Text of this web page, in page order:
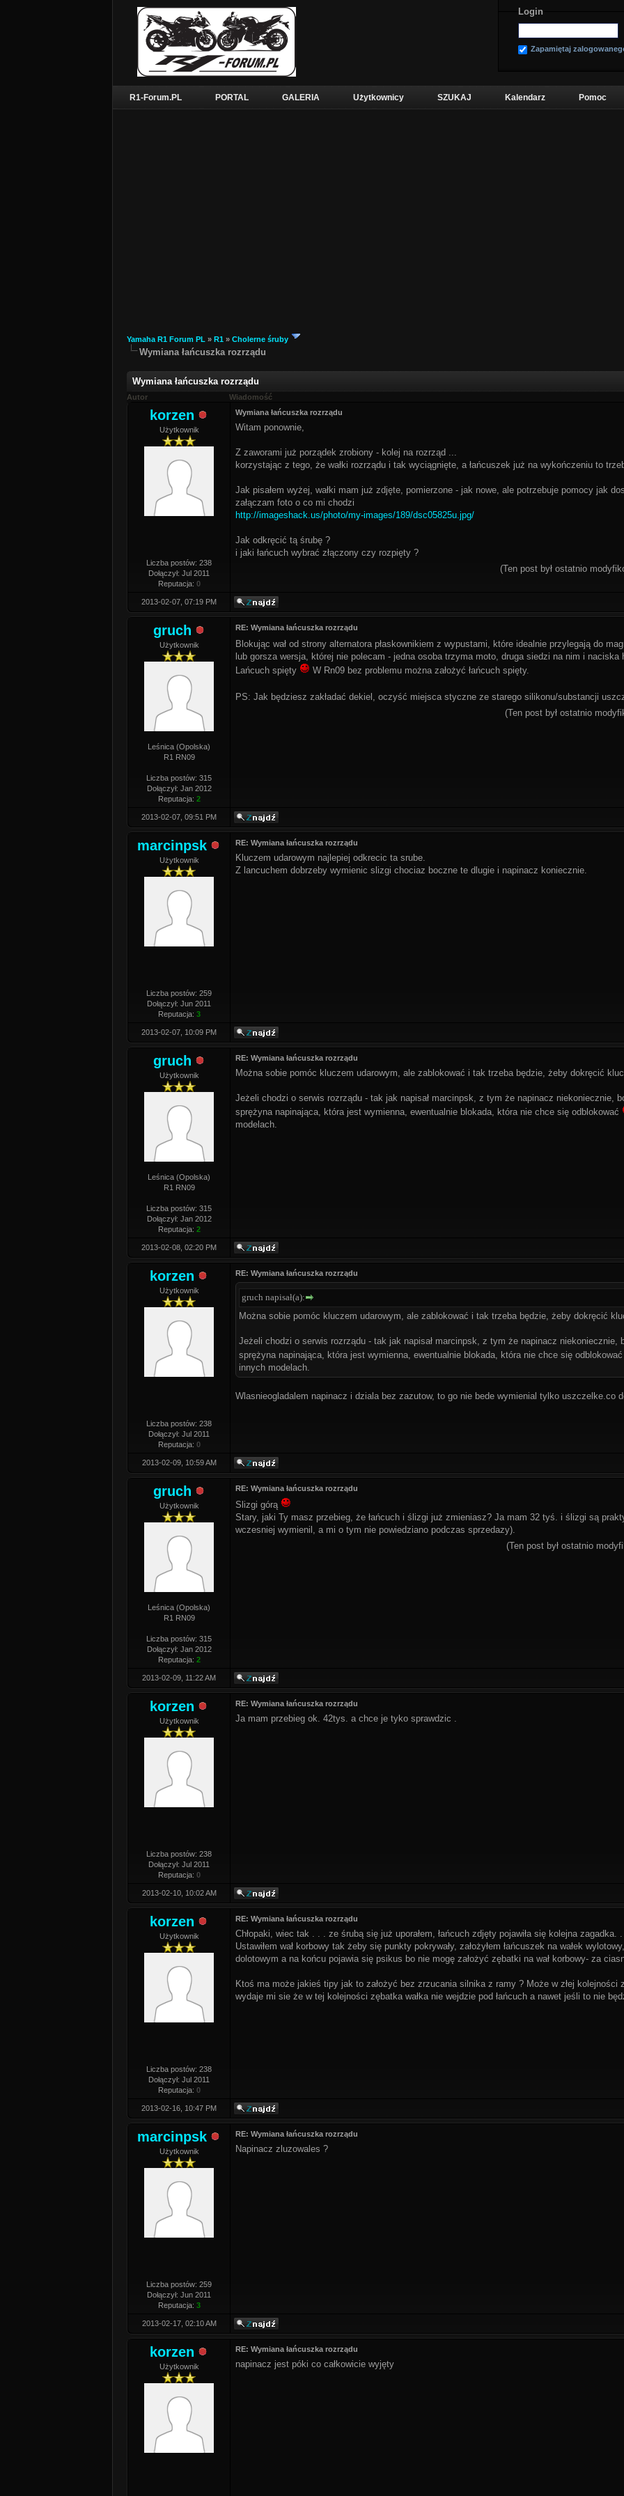
Login
Zapamiętaj
R1-Forum.PL PORTAL GALERIA Użytkownicy SZUKAJ Kalendarz Pomoc
Yamaha R1 Forum PL » R1 » Cholerne śruby
Wymiana łańcuszka rozrządu
Wymiana łańcuszka rozrządu
Autor Wiadomość
korzen
Użytkownik
Liczba postów: 238
Dołączył: Jul 2011
Reputacja: 0
Wymiana łańcuszka rozrządu
Witam ponownie,
Z zaworami już porządek zrobiony - kolej na rozrząd ...
korzystając z tego, że wałki rozrządu i tak wyciągnięte, a łańcuszek już na wykończeniu to
Jak pisałem wyżej, wałki mam już zdjęte, pomierzone - jak nowe, ale potrzebuje pomocy jak
załączam foto o co mi chodzi
http://imageshack.us/photo/my-images/189/dsc05825u.jpg/
Jak odkręcić tą śrubę ?
i jaki łańcuch wybrać złączony czy rozpięty ?
(Ten post był ostatnio
2013-02-07, 07:19 PM
gruch
Użytkownik
Leśnica (Opolska)
R1 RN09
Liczba postów: 315
Dołączył: Jan 2012
Reputacja: 2
RE: Wymiana łańcuszka rozrządu
Blokując wał od strony alternatora płaskownikiem z wypustami, które idealnie przylegają do
lub gorsza wersja, której nie polecam - jedna osoba trzyma moto, druga siedzi na nim i naciska
Lańcuch spięty
W Rn09 bez problemu można założyć łańcuch spięty.
PS: Jak będziesz zakładać dekiel, oczyść miejsca styczne ze starego silikonu/substancji
(Ten post był ostatnio
2013-02-07, 09:51 PM
marcinpsk
Użytkownik
Liczba postów: 259
Dołączył: Jun 2011
Reputacja: 3
RE: Wymiana łańcuszka rozrządu
Kluczem udarowym najlepiej odkrecic ta srube.
Z lancuchem dobrzeby wymienic slizgi chociaz boczne te dlugie i napinacz koniecznie.
2013-02-07, 10:09 PM
gruch
Użytkownik
Leśnica (Opolska)
R1 RN09
Liczba postów: 315
Dołączył: Jan 2012
Reputacja: 2
RE: Wymiana łańcuszka rozrządu
Można sobie pomóc kluczem udarowym, ale zablokować i tak trzeba będzie, żeby dokręcić
Jeżeli chodzi o serwis rozrządu - tak jak napisał marcinpsk, z tym że napinacz niekoniecznie,
sprężyna napinająca, która jest wymienna, ewentualnie blokada, która nie chce się odblokować
modelach.
2013-02-08, 02:20 PM
korzen
Użytkownik
Liczba postów: 238
Dołączył: Jul 2011
Reputacja: 0
RE: Wymiana łańcuszka rozrządu
gruch napisał(a):
Można sobie pomóc kluczem udarowym, ale zablokować i tak trzeba będzie, żeby dokręcić
Jeżeli chodzi o serwis rozrządu - tak jak napisał marcinpsk, z tym że napinacz
sprężyna napinająca, która jest wymienna, ewentualnie blokada, która nie chce się
innych modelach.
Wlasnieogladalem napinacz i dziala bez zazutow, to go nie bede wymienial tylko uszczelke.co
2013-02-09, 10:59 AM
gruch
Użytkownik
Leśnica (Opolska)
R1 RN09
Liczba postów: 315
Dołączył: Jan 2012
Reputacja: 2
RE: Wymiana łańcuszka rozrządu
Slizgi górą
Stary, jaki Ty masz przebieg, że łańcuch i ślizgi już zmieniasz? Ja mam 32 tyś. i ślizgi są
wczesniej wymienil, a mi o tym nie powiedziano podczas sprzedazy).
(Ten post był ostatnio
2013-02-09, 11:22 AM
korzen
Użytkownik
Liczba postów: 238
Dołączył: Jul 2011
Reputacja: 0
RE: Wymiana łańcuszka rozrządu
Ja mam przebieg ok. 42tys. a chce je tyko sprawdzic .
2013-02-10, 10:02 AM
korzen
Użytkownik
Liczba postów: 238
Dołączył: Jul 2011
Reputacja: 0
RE: Wymiana łańcuszka rozrządu
Chłopaki, wiec tak . . . ze śrubą się już uporałem, łańcuch zdjęty pojawiła się kolejna zagadka.
Ustawiłem wał korbowy tak żeby się punkty pokrywały, założyłem łańcuszek na wałek
dolotowym a na końcu pojawia się psikus bo nie mogę założyć zębatki na wał korbowy- za
Ktoś ma może jakieś tipy jak to założyć bez zrzucania silnika z ramy ? Może w złej kolejności
wydaje mi sie że w tej kolejności zębatka wałka nie wejdzie pod łańcuch a nawet jeśli to nie
2013-02-16, 10:47 PM
marcinpsk
Użytkownik
Liczba postów: 259
Dołączył: Jun 2011
Reputacja: 3
RE: Wymiana łańcuszka rozrządu
Napinacz zluzowales ?
2013-02-17, 02:10 AM
korzen
Użytkownik
RE: Wymiana łańcuszka rozrządu
napinacz jest póki co całkowicie wyjęty